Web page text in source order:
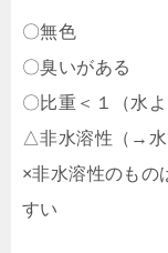
〇無色
〇臭いがある
〇比重＜１（水よ
△非水溶性（→水
×非水溶性のもの
すい